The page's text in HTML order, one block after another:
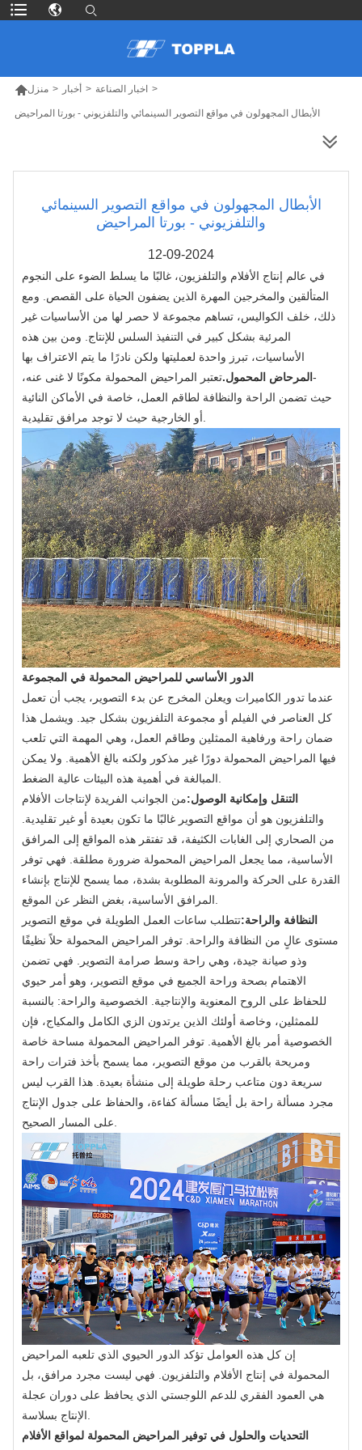
منزل > أخبار > اخبار الصناعة >
الأبطال المجهولون في مواقع التصوير السينمائي والتلفزيوني - بورتا المراحيض
الأبطال المجهولون في مواقع التصوير السينمائي
والتلفزيوني - بورتا المراحيض
12-09-2024
في عالم إنتاج الأفلام والتلفزيون، غالبًا ما يسلط الضوء على النجوم
المتألقين والمخرجين المهرة الذين يضفون الحياة على القصص. ومع
ذلك، خلف الكواليس، تساهم مجموعة لا حصر لها من الأساسيات غير
المرئية بشكل كبير في التنفيذ السلس للإنتاج. ومن بين هذه
الأساسيات، تبرز واحدة لعمليتها ولكن نادرًا ما يتم الاعتراف بها
- المرحاض المحمول.تعتبر المراحيض المحمولة مكونًا لا غنى عنه،
حيث تضمن الراحة والنظافة لطاقم العمل، خاصة في الأماكن النائية
عندما تدور الكاميرات ويعلن المخرج عن بدء التصوير، يجب أن تعمل
كل العناصر في الفيلم أو مجموعة التلفزيون بشكل جيد. ويشمل هذا
ضمان راحة ورفاهية الممثلين وطاقم العمل، وهي المهمة التي تلعب
فيها المراحيض المحمولة دورًا غير مذكور ولكنه بالغ الأهمية. ولا يمكن
التنقل وإمكانية الوصول:من الجوانب الفريدة لإنتاجات الأفلام
والتلفزيون هو أن مواقع التصوير غالبًا ما تكون بعيدة أو غير تقليدية.
من الصحاري إلى الغابات الكثيفة، قد تفتقر هذه المواقع إلى المرافق
الأساسية، مما يجعل المراحيض المحمولة ضرورة مطلقة. فهي توفر
القدرة على الحركة والمرونة المطلوبة بشدة، مما يسمح للإنتاج بإنشاء
النظافة والراحة:تتطلب ساعات العمل الطويلة في موقع التصوير
مستوى عالٍ من النظافة والراحة. توفر المراحيض المحمولة حلاً نظيفًا
وذو صيانة جيدة، وهي راحة وسط صرامة التصوير. فهي تضمن
الاهتمام بصحة وراحة الجميع في موقع التصوير، وهو أمر حيوي
للحفاظ على الروح المعنوية والإنتاجية. الخصوصية والراحة: بالنسبة
للممثلين، وخاصة أولئك الذين يرتدون الزي الكامل والمكياج، فإن
الخصوصية أمر بالغ الأهمية. توفر المراحيض المحمولة مساحة خاصة
ومريحة بالقرب من موقع التصوير، مما يسمح بأخذ فترات راحة
سريعة دون متاعب رحلة طويلة إلى منشأة بعيدة. هذا القرب ليس
مجرد مسألة راحة بل أيضًا مسألة كفاءة، والحفاظ على جدول الإنتاج
إن كل هذه العوامل تؤكد الدور الحيوي الذي تلعبه المراحيض
المحمولة في إنتاج الأفلام والتلفزيون. فهي ليست مجرد مرافق، بل
هي العمود الفقري للدعم اللوجستي الذي يحافظ على دوران عجلة
التحديات والحلول في توفير المراحيض المحمولة لمواقع الأفلام